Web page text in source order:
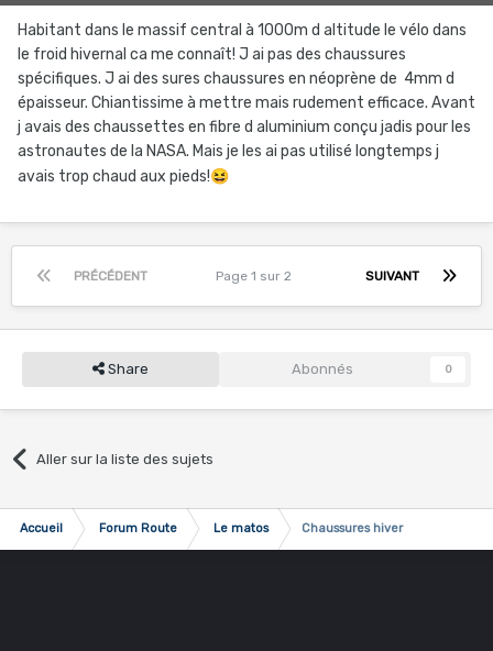
Habitant dans le massif central à 1000m d altitude le vélo dans
le froid hivernal ca me connaît! J ai pas des chaussures
spécifiques. J ai des sures chaussures en néoprène de 4mm d
épaisseur. Chiantissime à mettre mais rudement efficace. Avant
j avais des chaussettes en fibre d aluminium conçu jadis pour les
astronautes de la NASA. Mais je les ai pas utilisé longtemps j
avais trop chaud aux pieds!😆
PRÉCÉDENT SUIVANT
Page 1 sur 2
Share Abonnés 0
Aller sur la liste des sujets
Accueil Forum Route Le matos Chaussures hiver